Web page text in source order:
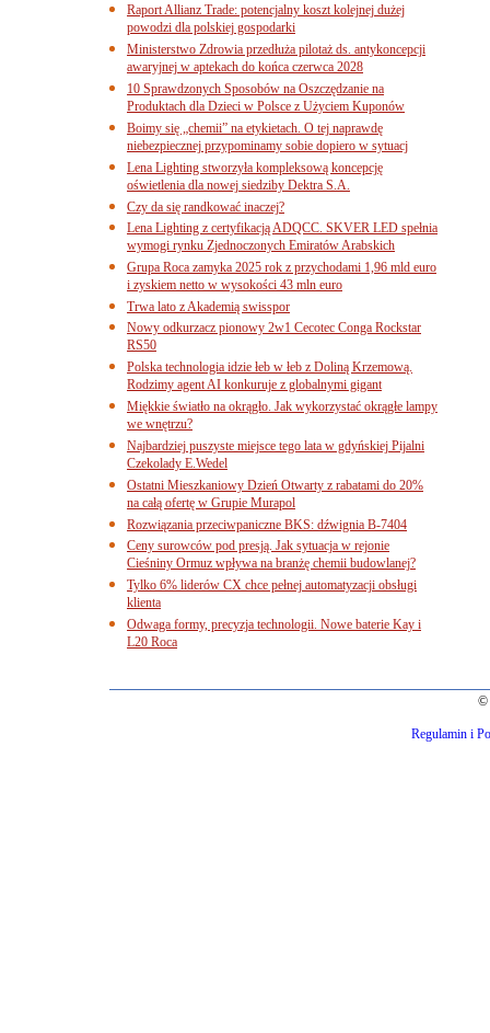
Raport Allianz Trade: potencjalny koszt kolejnej dużej
powodzi dla polskiej gospodarki
Ministerstwo Zdrowia przedłuża pilotaż ds. antykoncepcji
awaryjnej w aptekach do końca czerwca 2028
10 Sprawdzonych Sposobów na Oszczędzanie na
Produktach dla Dzieci w Polsce z Użyciem Kuponów
Boimy się „chemii” na etykietach. O tej naprawdę
niebezpiecznej przypominamy sobie dopiero w sytuacj
Lena Lighting stworzyła kompleksową koncepcję
oświetlenia dla nowej siedziby Dektra S.A.
Czy da się randkować inaczej?
Lena Lighting z certyfikacją ADQCC. SKVER LED spełnia
wymogi rynku Zjednoczonych Emiratów Arabskich
Grupa Roca zamyka 2025 rok z przychodami 1,96 mld euro
i zyskiem netto w wysokości 43 mln euro
Trwa lato z Akademią swisspor
Nowy odkurzacz pionowy 2w1 Cecotec Conga Rockstar
RS50
Polska technologia idzie łeb w łeb z Doliną Krzemową.
Rodzimy agent AI konkuruje z globalnymi gigant
Miękkie światło na okrągło. Jak wykorzystać okrągłe lampy
we wnętrzu?
Najbardziej puszyste miejsce tego lata w gdyńskiej Pijalni
Czekolady E.Wedel
Ostatni Mieszkaniowy Dzień Otwarty z rabatami do 20%
na całą ofertę w Grupie Murapol
Rozwiązania przeciwpaniczne BKS: dźwignia B-7404
Ceny surowców pod presją. Jak sytuacja w rejonie
Cieśniny Ormuz wpływa na branżę chemii budowlanej?
Tylko 6% liderów CX chce pełnej automatyzacji obsługi
klienta
Odwaga formy, precyzja technologii. Nowe baterie Kay i
L20 Roca
©
Regulamin i